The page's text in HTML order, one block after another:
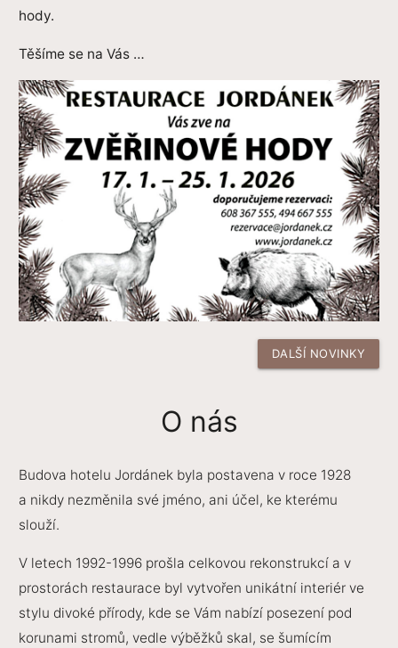
hody.
Těšíme se na Vás …
DALŠÍ NOVINKY
O nás
Budova hotelu Jordánek byla postavena v roce 1928
a nikdy nezměnila své jméno, ani účel, ke kterému
slouží.
V letech 1992-1996 prošla celkovou rekonstrukcí a v
prostorách restaurace byl vytvořen unikátní interiér ve
stylu divoké přírody, kde se Vám nabízí posezení pod
korunami stromů, vedle výběžků skal, se šumícím